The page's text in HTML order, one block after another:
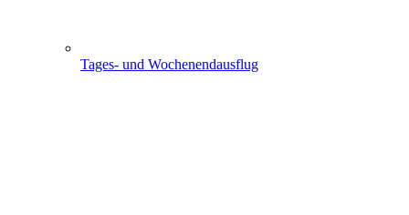
Tages- und Wochenendausflug